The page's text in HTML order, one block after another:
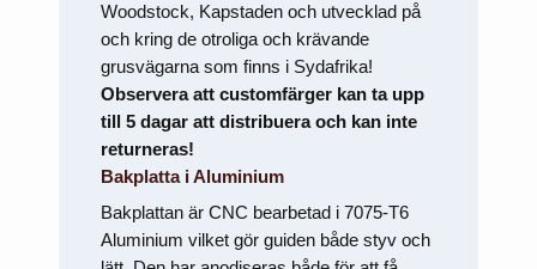
Woodstock, Kapstaden och utvecklad på
och kring de otroliga och krävande
grusvägarna som finns i Sydafrika!
Observera att customfärger kan ta upp
till 5 dagar att distribuera och kan inte
returneras!
Bakplatta i Aluminium
Bakplattan är CNC bearbetad i 7075-T6
Aluminium vilket gör guiden både styv och